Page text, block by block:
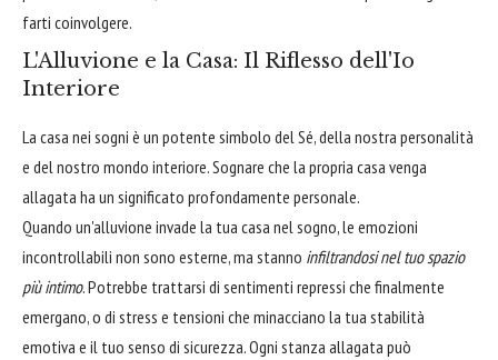
farti coinvolgere.
L'Alluvione e la Casa: Il Riflesso dell'Io
Interiore
La casa nei sogni è un potente simbolo del Sé, della nostra personalità
e del nostro mondo interiore. Sognare che la propria casa venga
allagata ha un significato profondamente personale.
Quando un'alluvione invade la tua casa nel sogno, le emozioni
incontrollabili non sono esterne, ma stanno infiltrandosi nel tuo spazio
più intimo. Potrebbe trattarsi di sentimenti repressi che finalmente
emergano, o di stress e tensioni che minacciano la tua stabilità
emotiva e il tuo senso di sicurezza. Ogni stanza allagata può